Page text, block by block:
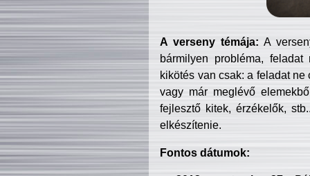
A verseny témája: A
bármilyen probléma, feladat
kikötés van csak: a feladat
vagy már meglévő
fejlesztő kitek, érzékelők,
elkészítenie.
Fontos dátumok: